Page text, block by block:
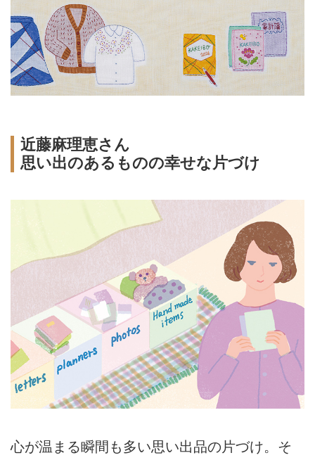
近藤麻理恵さん
思い出のあるものの幸せな片づけ
心が温まる瞬間も多い思い出品の片づけ。そ